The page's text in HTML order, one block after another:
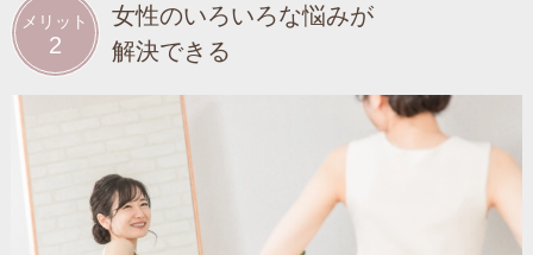
メリット
2
女性のいろいろな悩みが
解決できる